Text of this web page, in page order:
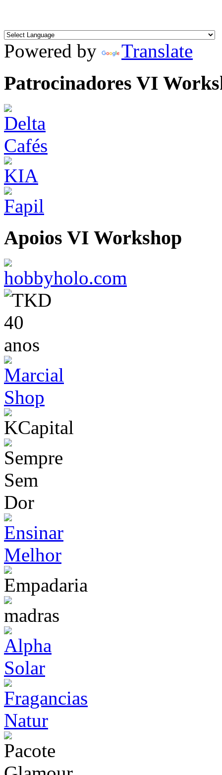
Powered by Translate
Patrocinadores VI
Apoios VI Workshop